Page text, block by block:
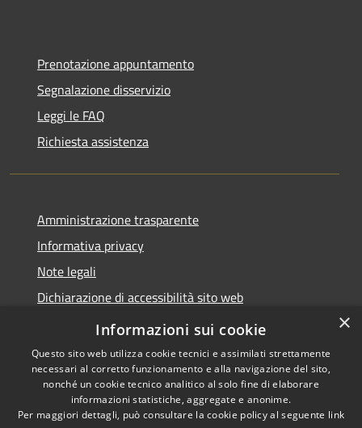
Prenotazione appuntamento
Segnalazione disservizio
Leggi le FAQ
Richiesta assistenza
Amministrazione trasparente
Informativa privacy
Note legali
Dichiarazione di accessibilità sito web
WhistleblowingPA
Accessibilità
Copyright © 2026 • Comune di
Gaglianico • Powered by
×
Informazioni sui cookie
Questo sito web utilizza cookie tecnici e assimilati strettamente
necessari al corretto funzionamento e alla navigazione del sito,
nonché un cookie tecnico analitico al solo fine di elaborare
informazioni statistiche, aggregate e anonime.
Per maggiori dettagli, può consultare la cookie policy al seguente link